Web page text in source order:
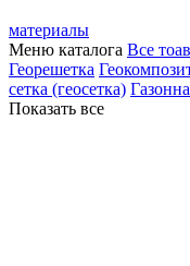
материалы
Меню каталога Все
Георешетка
сетка (геосетка)
Показать все